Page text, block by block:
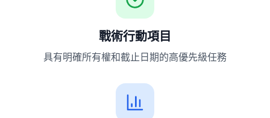
戰術行動項目
具有明確所有權和截止日期的高優先級任務